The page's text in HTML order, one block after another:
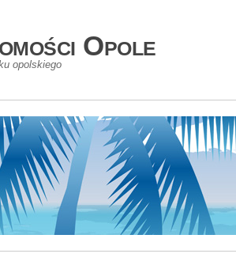
Opole
opolskiego